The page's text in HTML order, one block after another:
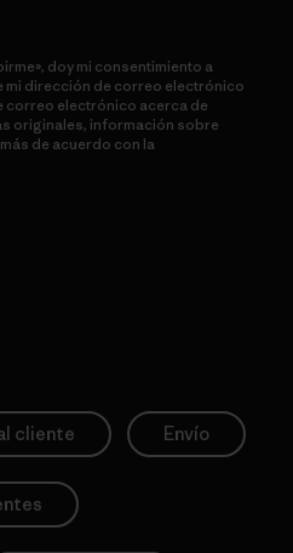
doy mi consentimiento a
mi dirección de correo electrónico
correo electrónico acerca de
originales, información sobre
de acuerdo con la
cliente Envío